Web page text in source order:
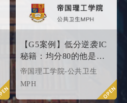
【G5案例】低分逆袭IC
秘籍：均分80的他是这
样打动招生官的
帝国理工学院-公共卫生
MPH